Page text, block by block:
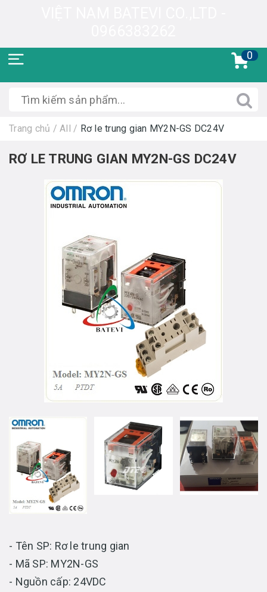
0
Trang chủ / All / Rơ le trung gian MY2N-GS DC24V
RƠ LE TRUNG GIAN MY2N-GS DC24V
- Tên SP: Rơ le trung gian
- Mã SP: MY2N-GS
- Nguồn cấp: 24VDC